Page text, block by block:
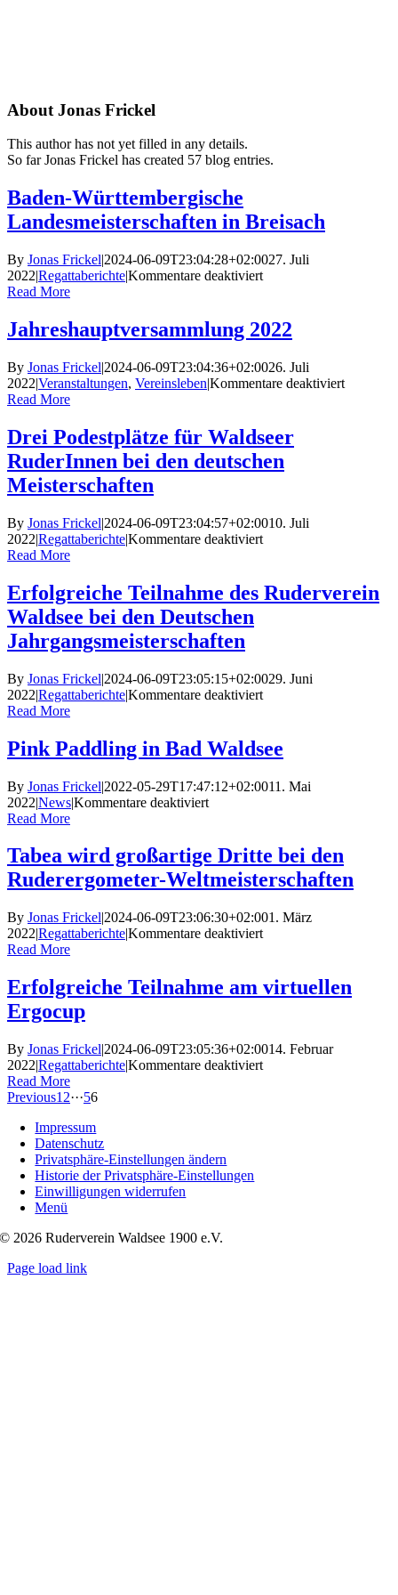
About Jonas Frickel
This author has not yet filled in any details.
So far Jonas Frickel has created 57 blog entries.
Baden-Württembergische
Landesmeisterschaften in Breisach
By Jonas Frickel|2024-06-09T23:04:28+02:0027. Juli
2022|Regattaberichte|Kommentare deaktiviertfür
Landesmeisterschaften
in
Read More
Jahreshauptversammlung 2022
By Jonas Frickel|2024-06-09T23:04:36+02:0026. Juli
2022|Veranstaltungen, Vereinsleben|Kommentare deaktiviertfür
Read More
Drei Podestplätze für Waldseer
RuderInnen bei den deutschen
Meisterschaften
By Jonas Frickel|2024-06-09T23:04:57+02:0010. Juli
2022|Regattaberichte|Kommentare deaktiviertfür
für
Waldseer
Meisterschaften
Read More
Erfolgreiche Teilnahme des Ruderverein
Waldsee bei den Deutschen
Jahrgangsmeisterschaften
By Jonas Frickel|2024-06-09T23:05:15+02:0029. Juni
2022|Regattaberichte|Kommentare deaktiviertfür
Ruderverein
bei
Read More
Pink Paddling in Bad Waldsee
By Jonas Frickel|2022-05-29T17:47:12+02:0011. Mai
2022|News|Kommentare deaktiviertfür
in
Bad
Waldsee
Read More
Tabea wird großartige Dritte bei den
Ruderergometer-Weltmeisterschaften
By Jonas Frickel|2024-06-09T23:06:30+02:001. März
2022|Regattaberichte|Kommentare deaktiviertfür
großartige
Dritte
Ruderergometer-
Weltmeisterschaften
Read More
Erfolgreiche Teilnahme am virtuellen
Ergocup
By Jonas Frickel|2024-06-09T23:05:36+02:0014. Februar
2022|Regattaberichte|Kommentare deaktiviertfür
Read More
Previous1 2···56
Impressum
Datenschutz
Privatsphäre-Einstellungen ändern
Historie der Privatsphäre-Einstellungen
Einwilligungen widerrufen
Menü
© 2026 Ruderverein Waldsee 1900 e.V.
Page load link